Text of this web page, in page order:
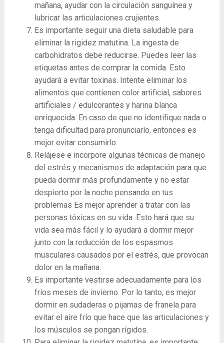
mañana, ayudar con la circulación sanguínea y
lubricar las articulaciones crujientes.
Es importante seguir una dieta saludable para
eliminar la rigidez matutina. La ingesta de
carbohidratos debe reducirse. Puedes leer las
etiquetas antes de comprar la comida. Esto
ayudará a evitar toxinas. Intente eliminar los
alimentos que contienen color artificial, sabores
artificiales / edulcorantes y harina blanca
enriquecida. En caso de que no identifique nada o
tenga dificultad para pronunciarlo, entonces es
mejor evitar consumirlo.
Relájese e incorpore algunas técnicas de manejo
del estrés y mecanismos de adaptación para que
pueda dormir más profundamente y no estar
despierto por la noche pensando en tus
problemas Es mejor aprender a tratar con las
personas tóxicas en su vida. Esto hará que su
vida sea más fácil y lo ayudará a dormir mejor
junto con la reducción de los espasmos
musculares causados ​​por el estrés, que provocan
dolor en la mañana.
Es importante vestirse adecuadamente para los
fríos meses de invierno. Por lo tanto, es mejor
dormir en sudaderas o pijamas de franela para
evitar el aire frío que hace que las articulaciones y
los músculos se pongan rígidos.